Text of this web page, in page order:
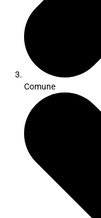
Comune